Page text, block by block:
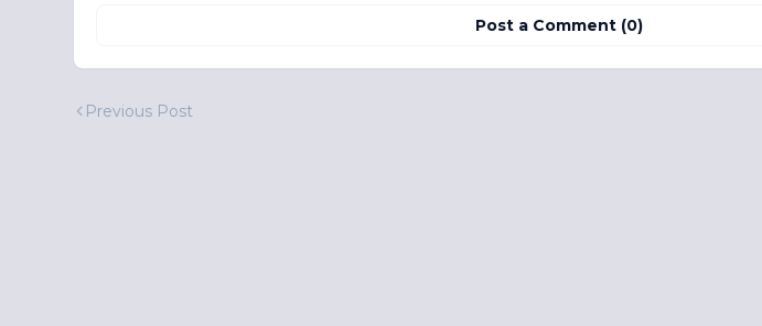
Post a Comment (0)
Previous Post